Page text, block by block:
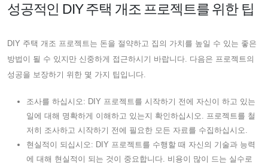
성공적인 DIY 주택 개조 프로젝트를 위한 팁
DIY 주택 개조 프로젝트는 돈을 절약하고 집의 가치를 높일 수 있는 좋은
방법이 될 수 있지만 신중하게 접근하시기 바랍니다. 다음은 프로젝트의
성공을 보장하기 위한 몇 가지 팁입니다.
조사를 하십시오: DIY 프로젝트를 시작하기 전에 자신이 하고 있는
일에 대해 명확하게 이해하고 있는지 확인하십시오. 프로젝트를 철
저히 조사하고 시작하기 전에 필요한 모든 자료를 수집하십시오.
현실적이 되십시오: DIY 프로젝트를 수행할 때 자신의 기술과 능력
에 대해 현실적이 되는 것이 중요합니다. 비용이 많이 드는 실수로